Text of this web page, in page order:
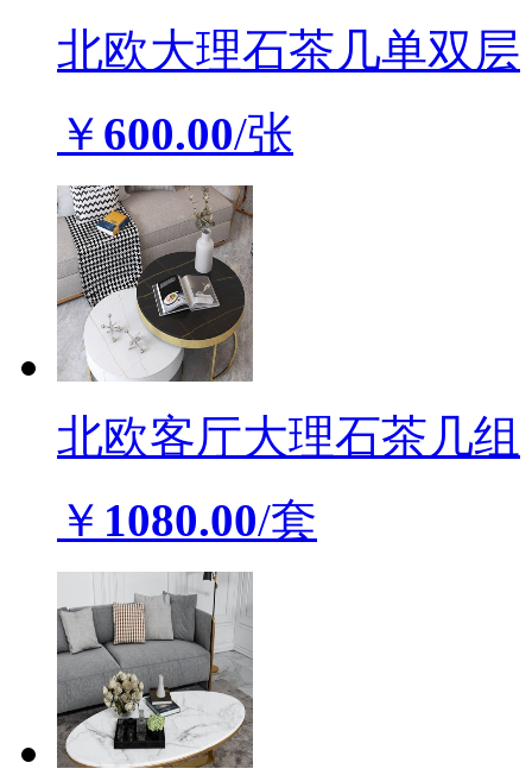
北欧大理石茶几单双层
￥ 600.00/张
北欧客厅大理石茶几组
￥ 1080.00/套